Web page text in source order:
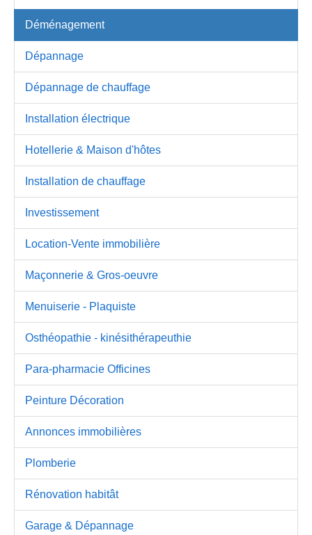
Déménagement
Dépannage
Dépannage de chauffage
Installation électrique
Hotellerie & Maison d'hôtes
Installation de chauffage
Investissement
Location-Vente immobilière
Maçonnerie & Gros-oeuvre
Menuiserie - Plaquiste
Osthéopathie - kinésithérapeuthie
Para-pharmacie Officines
Peinture Décoration
Annonces immobilières
Plomberie
Rénovation habitât
Garage & Dépannage